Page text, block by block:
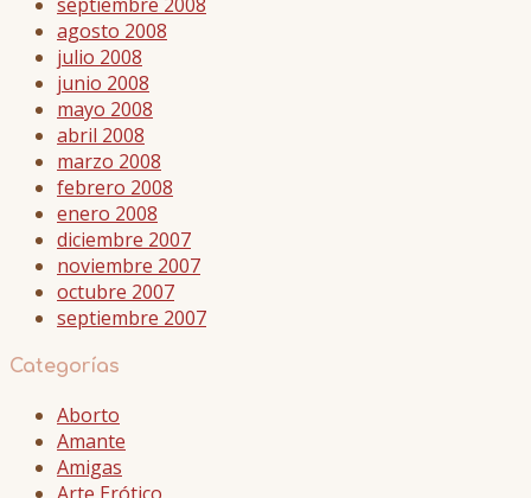
agosto 2008
julio 2008
junio 2008
mayo 2008
abril 2008
marzo 2008
febrero 2008
enero 2008
diciembre 2007
noviembre 2007
octubre 2007
septiembre 2007
Categorías
Aborto
Amante
Amigas